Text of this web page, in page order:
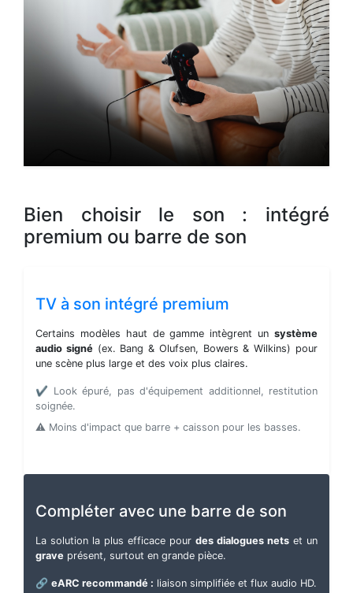
Bien choisir le son : intégré
premium ou barre de son
TV à son intégré premium
Certains modèles haut de gamme intègrent un système
audio signé(ex. Bang & Olufsen, Bowers & Wilkins) pour
une scène plus large et des voix plus claires.
✔️ Look épuré, pas d'équipement additionnel, restitution
soignée.
⚠️ Moins d'impact que barre + caisson pour les basses.
Compléter avec une barre de son
La solution la plus efficace pour des dialogues nets et un
grave présent, surtout en grande pièce.
🔗 eARC recommandé : liaison simplifiée et flux audio HD.